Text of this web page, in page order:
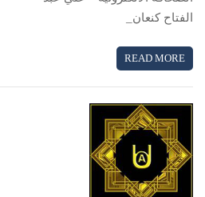
الفتاح كنعان_
READ MORE